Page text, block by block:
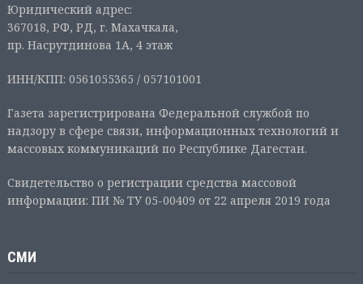
Юридический адрес:
367018, РФ, РД, г. Махачкала,
пр. Насрутдинова 1А, 4 этаж
ИНН/КПП: 0561055365 / 057101001
Газета зарегистрирована Федеральной службой по
надзору в сфере связи, информационных технологий и
массовых коммуникаций по Республике Дагестан.
Свидетельство о регистрации средства массовой
информации: ПИ № ТУ 05-00409 от 22 апреля 2019 года
СМИ